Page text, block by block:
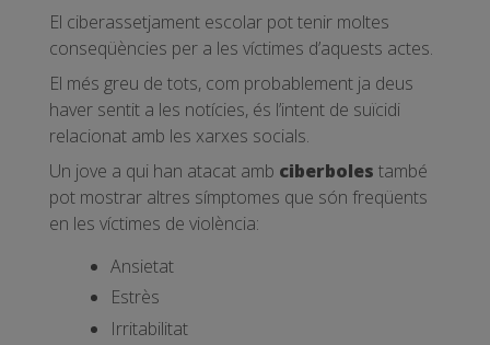
El ciberassetjament escolar pot tenir moltes
conseqüències per a les víctimes d’aquests actes.
El més greu de tots, com probablement ja deus
haver sentit a les notícies, és l’intent de suïcidi
relacionat amb les xarxes socials.
Un jove a qui han atacat amb ciberboles també
pot mostrar altres símptomes que són freqüents
en les víctimes de violència:
Ansietat
Estrès
Irritabilitat